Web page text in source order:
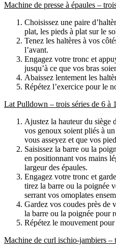
Machine de presse à épaules –
Choisissez une paire
plat, les pieds à plat sur le
Tenez les haltères à vos
l’avant.
Engagez votre tronc et
jusqu’à ce que vos bras
Abaissez lentement les
Répétez l’exercice pour le
Lat Pulldown – trois séries de 6 à
Ajustez la hauteur du siège
vos genoux soient pliés à
vous asseyez et que vos
Saisissez la barre ou la
en positionnant vos mains
largeur des épaules.
Engagez votre tronc et
tirez la barre ou la poignée
serrant vos omoplates
Gardez vos coudes près de
la barre ou la poignée pour
Répétez le mouvement
Machine de curl ischio-jambiers –